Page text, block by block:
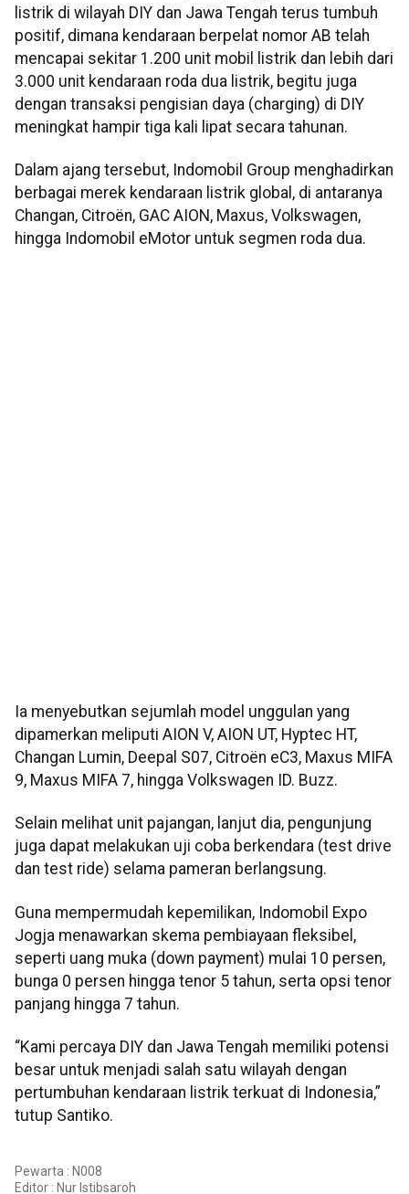
listrik di wilayah DIY dan Jawa Tengah terus tumbuh
positif, dimana kendaraan berpelat nomor AB telah
mencapai sekitar 1.200 unit mobil listrik dan lebih dari
3.000 unit kendaraan roda dua listrik, begitu juga
dengan transaksi pengisian daya (charging) di DIY
meningkat hampir tiga kali lipat secara tahunan.
Dalam ajang tersebut, Indomobil Group menghadirkan
berbagai merek kendaraan listrik global, di antaranya
Changan, Citroën, GAC AION, Maxus, Volkswagen,
hingga Indomobil eMotor untuk segmen roda dua.
Ia menyebutkan sejumlah model unggulan yang
dipamerkan meliputi AION V, AION UT, Hyptec HT,
Changan Lumin, Deepal S07, Citroën eC3, Maxus MIFA
9, Maxus MIFA 7, hingga Volkswagen ID. Buzz.
Selain melihat unit pajangan, lanjut dia, pengunjung
juga dapat melakukan uji coba berkendara (test drive
dan test ride) selama pameran berlangsung.
Guna mempermudah kepemilikan, Indomobil Expo
Jogja menawarkan skema pembiayaan fleksibel,
seperti uang muka (down payment) mulai 10 persen,
bunga 0 persen hingga tenor 5 tahun, serta opsi tenor
panjang hingga 7 tahun.
“Kami percaya DIY dan Jawa Tengah memiliki potensi
besar untuk menjadi salah satu wilayah dengan
pertumbuhan kendaraan listrik terkuat di Indonesia,”
tutup Santiko.
Pewarta : N008
Editor : Nur Istibsaroh